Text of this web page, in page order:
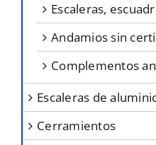
escaleras,
andamios sin
complementos
escaleras de
cerramientos